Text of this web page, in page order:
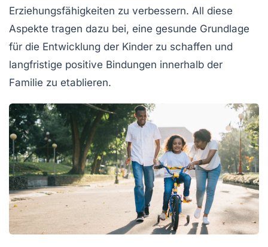
Erziehungsfähigkeiten zu verbessern. All diese
Aspekte tragen dazu bei, eine gesunde Grundlage
für die Entwicklung der Kinder zu schaffen und
langfristige positive Bindungen innerhalb der
Familie zu etablieren.